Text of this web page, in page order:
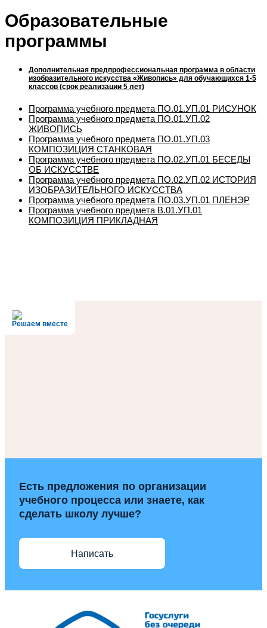
Образовательные
программы
Дополнительная предпрофессиональная программа в области
изобразительного искусства «Живопись» для обучающихся 1-5
классов (срок реализации 5 лет)
Программа учебного предмета ПО.01.УП.01 РИСУНОК
Программа учебного предмета ПО.01.УП.02
ЖИВОПИСЬ
Программа учебного предмета ПО.01.УП.03
КОМПОЗИЦИЯ СТАНКОВАЯ
Программа учебного предмета ПО.02.УП.01 БЕСЕДЫ
ОБ ИСКУССТВЕ
Программа учебного предмета ПО.02.УП.02 ИСТОРИЯ
ИЗОБРАЗИТЕЛЬНОГО ИСКУССТВА
Программа учебного предмета ПО.03.УП.01 ПЛЕНЭР
Программа учебного предмета В.01.УП.01
КОМПОЗИЦИЯ ПРИКЛАДНАЯ
Решаем вместе
Есть предложения по организации
учебного процесса или знаете, как
сделать школу лучше?
Написать